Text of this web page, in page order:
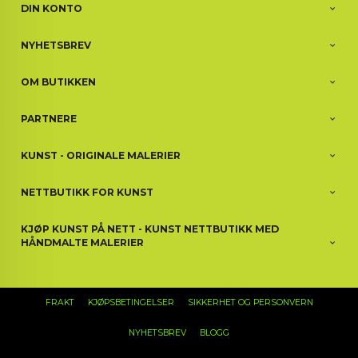
DIN KONTO
NYHETSBREV
OM BUTIKKEN
PARTNERE
KUNST - ORIGINALE MALERIER
NETTBUTIKK FOR KUNST
KJØP KUNST PÅ NETT - KUNST NETTBUTIKK MED
HÅNDMALTE MALERIER
FRAKT KJØPSBETINGELSER SIKKERHET OG PERSONVERN
NYHETSBREV BLOGG